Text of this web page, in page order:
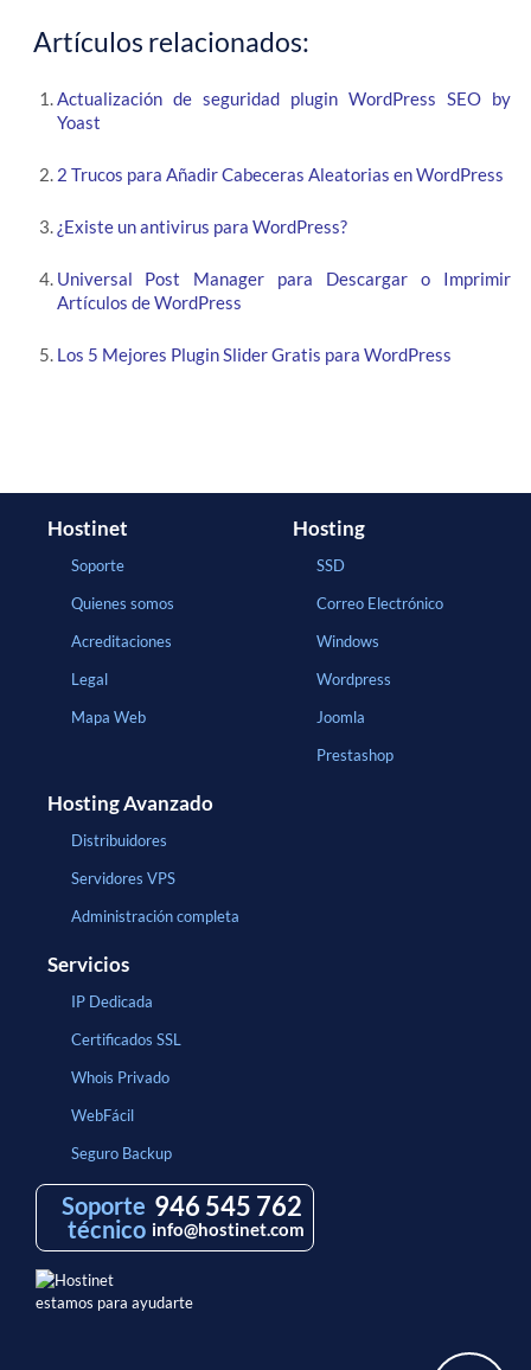
Artículos relacionados:
Actualización de seguridad plugin WordPress SEO by
Yoast
2 Trucos para Añadir Cabeceras Aleatorias en WordPress
¿Existe un antivirus para WordPress?
Universal Post Manager para Descargar o Imprimir
Artículos de WordPress
Los 5 Mejores Plugin Slider Gratis para WordPress
Hostinet
Soporte
Quienes somos
Acreditaciones
Legal
Mapa Web
Hosting
SSD
Correo Electrónico
Windows
Wordpress
Joomla
Prestashop
Hosting Avanzado
Distribuidores
Servidores VPS
Administración completa
Servicios
IP Dedicada
Certificados SSL
Whois Privado
WebFácil
Seguro Backup
Soporte
técnico
946 545 762
info@hostinet.com
estamos para ayudarte